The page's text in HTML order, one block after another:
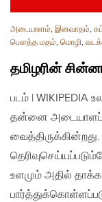
அடையாளம், இனவாதம்,
பௌத்த மதம், மொழி,
தமிழரின்
படம் |
தன்னை
உளமும் அதில்